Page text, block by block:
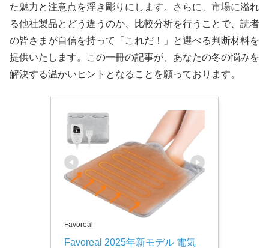
た魅力と注意点を浮き彫りにします。さらに、市場に溢れ
る他社製品とどう違うのか、比較分析を行うことで、読者
の皆さまが自信を持って「これだ！」と選べる判断材料を
提供いたします。この一冊の記事が、あなたの冬の悩みを
解決する温かいヒントとなることを願っております。
Favoreal
Favoreal 2025年新モデル 電気